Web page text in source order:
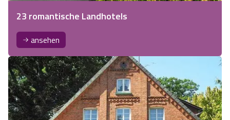
23 romantische Landhotels
ansehen